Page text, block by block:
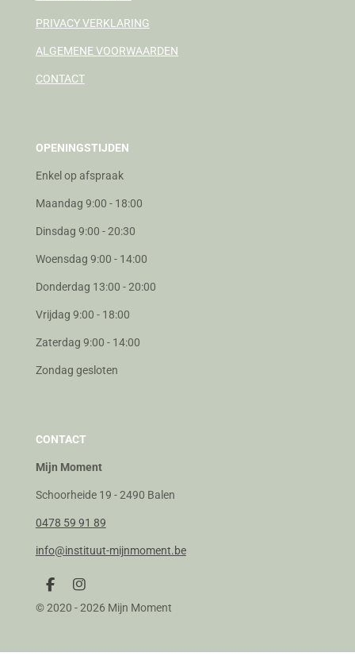
PRIVACY VERKLARING
ALGEMENE VOORWAARDEN
CONTACT
OPENINGSTIJDEN
Enkel op afspraak
Maandag 9:00 - 18:00
Dinsdag 9:00 - 20:30
Woensdag 9:00 - 14:00
Donderdag 13:00 - 20:00
Vrijdag 9:00 - 18:00
Zaterdag 9:00 - 14:00
Zondag gesloten
CONTACT
Mijn Moment
Schoorheide 19 - 2490 Balen
0478 59 91 89
info@instituut-mijnmoment.be
F
a
c
o
I
n
s
g
© 2020 - 2026 Mijn Moment